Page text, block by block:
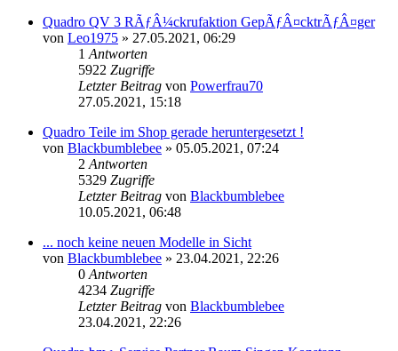
Quadro QV 3 RÃƒÂ¼ckrufaktion GepÃƒÂ¤cktrÃƒÂ¤ger
von Leo1975 » 27.05.2021, 06:29
1 Antworten
5922 Zugriffe
Letzter Beitrag von Powerfrau70
27.05.2021, 15:18
Quadro Teile im Shop gerade heruntergesetzt !
von Blackbumblebee » 05.05.2021, 07:24
2 Antworten
5329 Zugriffe
Letzter Beitrag von Blackbumblebee
10.05.2021, 06:48
... noch keine neuen Modelle in Sicht
von Blackbumblebee » 23.04.2021, 22:26
0 Antworten
4234 Zugriffe
Letzter Beitrag von Blackbumblebee
23.04.2021, 22:26